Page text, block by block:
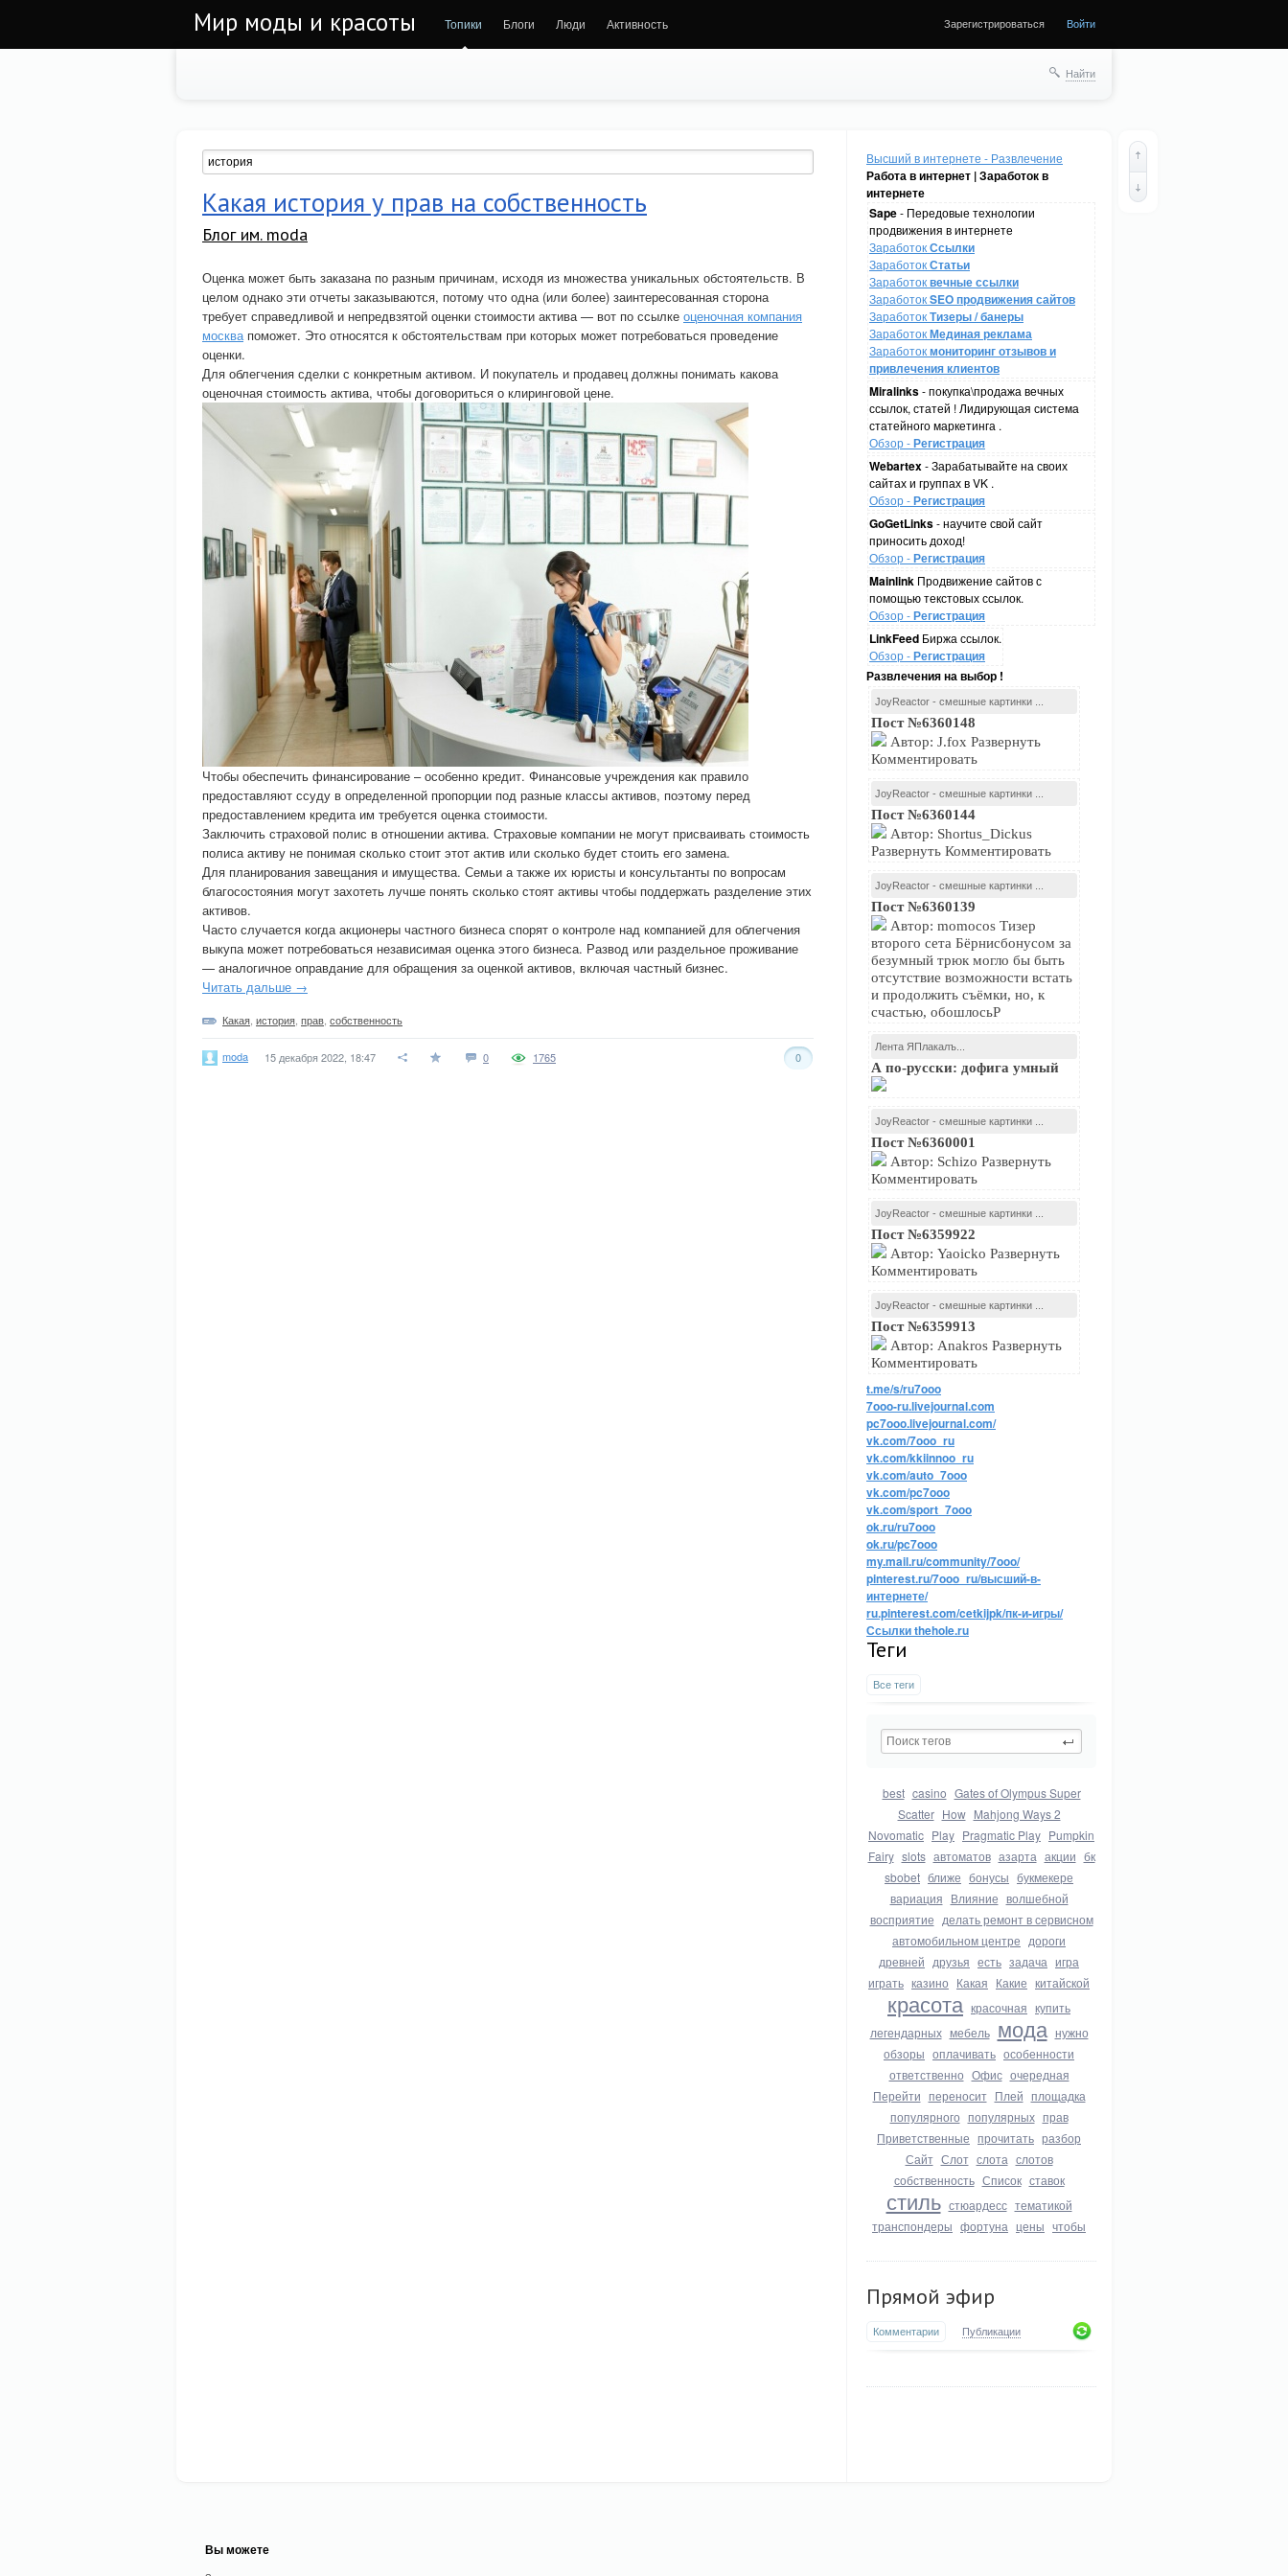
Мир моды и красоты Топики Блоги Люди Активность Зарегистрироваться Войти
Найти
Высший в интернете - Развлечение
Работа в интернет | Заработок в
интернете
Sape- Передовые технологии
продвижения в интернете
ЗаработокСсылки
ЗаработокСтатьи
Заработоквечные ссылки
ЗаработокSEO продвижения сайтов
ЗаработокТизеры / банеры
ЗаработокМединая реклама
Заработокмониторинг отзывов и
привлечения клиентов
Miralinks- покупка\продажа вечных
ссылок, статей ! Лидирующая система
статейного маркетинга .
Обзор -Регистрация
Webartex- Зарабатывайте на своих
сайтах и группах в VK .
Обзор -Регистрация
GoGetLinks- научите свой сайт
приносить доход!
Обзор -Регистрация
Mainlink Продвижение сайтов с
помощью текстовых ссылок.
Обзор -Регистрация
LinkFeed Биржа ссылок.
Обзор -Регистрация
Развлечения на выбор !
JoyReactor - смешные картинки ...
Пост №6360148
Автор: J.fox Развернуть
Комментировать
JoyReactor - смешные картинки ...
Пост №6360144
Автор: Shortus_Dickus
Развернуть Комментировать
JoyReactor - смешные картинки ...
Пост №6360139
Автор: momocos Тизер
второго сета Бёрнисбонусом за
безумный трюк могло бы быть
отсутствие возможности встать
и продолжить съёмки, но, к
счастью, обошлосьР
Лента ЯПлакалъ...
А по-русски: дофига умный
JoyReactor - смешные картинки ...
Пост №6360001
Автор: Schizo Развернуть
Комментировать
JoyReactor - смешные картинки ...
Пост №6359922
Автор: Yaoicko Развернуть
Комментировать
JoyReactor - смешные картинки ...
Пост №6359913
Автор: Anakros Развернуть
Комментировать
t.me/s/ru7ooo
7ooo-ru.livejournal.com
pc7ooo.livejournal.com/
vk.com/7ooo_ru
vk.com/kkiinnoo_ru
vk.com/auto_7ooo
vk.com/pc7ooo
vk.com/sport_7ooo
ok.ru/ru7ooo
ok.ru/pc7ooo
my.mail.ru/community/7ooo/
pinterest.ru/7ooo_ru/высший-в-
интернете/
ru.pinterest.com/cetkijpk/пк-и-игры/
Ссылки thehole.ru
Теги
Все теги
best casino Gates of Olympus Super
Scatter How Mahjong Ways 2
Novomatic Play Pragmatic Play Pumpkin
Fairy slots автоматов азарта акции бк
sbobet ближе бонусы букмекере
вариация Влияние волшебной
восприятие делать ремонт в сервисном
автомобильном центре дороги
древней друзья есть задача игра
играть казино Какая Какие китайской
красота красочная купить
легендарных мебель мода нужно
обзоры оплачивать особенности
ответственно Офис очередная
Перейти переносит Плей площадка
популярного популярных прав
Приветственные прочитать разбор
Сайт Слот слота слотов
собственность Список ставок
стиль стюардесс тематикой
транспондеры фортуна цены чтобы
Прямой эфир
Комментарии Публикации
Какая история у прав на собственность
Блог им. moda
Оценка может быть заказана по разным причинам, исходя из множества уникальных обстоятельств. В
целом однако эти отчеты заказываются, потому что одна (или более) заинтересованная сторона
требует справедливой и непредвзятой оценки стоимости актива — вот по ссылке оценочная компания
москвапоможет. Это относятся к обстоятельствам при которых может потребоваться проведение
оценки.
Для облегчения сделки с конкретным активом. И покупатель и продавец должны понимать какова
оценочная стоимость актива, чтобы договориться о клиринговой цене.
Чтобы обеспечить финансирование – особенно кредит. Финансовые учреждения как правило
предоставляют ссуду в определенной пропорции под разные классы активов, поэтому перед
предоставлением кредита им требуется оценка стоимости.
Заключить страховой полис в отношении актива. Страховые компании не могут присваивать стоимость
полиса активу не понимая сколько стоит этот актив или сколько будет стоить его замена.
Для планирования завещания и имущества. Семьи а также их юристы и консультанты по вопросам
благосостояния могут захотеть лучше понять сколько стоят активы чтобы поддержать разделение этих
активов.
Часто случается когда акционеры частного бизнеса спорят о контроле над компанией для облегчения
выкупа может потребоваться независимая оценка этого бизнеса. Развод или раздельное проживание
— аналогичное оправдание для обращения за оценкой активов, включая частный бизнес.
Читать дальше →
Какая история прав собственность
moda 15 декабря 2022, 18:47 0 0
1765
Вы можете